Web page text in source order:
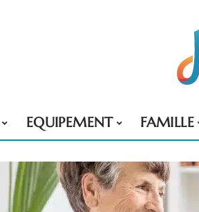
EQUIPEMENT FAMILLE